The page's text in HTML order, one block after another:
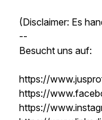
(Disclaimer: Es
--
Besucht uns auf:
https://
https://
https://